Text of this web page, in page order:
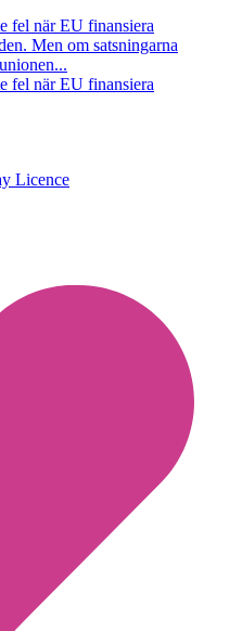
fel när EU finansiera
Men om satsningarna
fel när EU finansiera
Licence